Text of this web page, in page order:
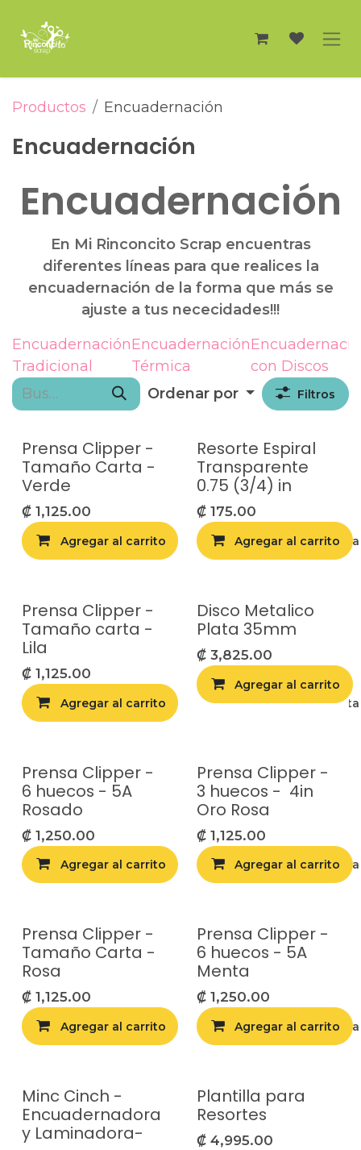
Productos Encuadernación
Encuadernación
Encuadernación
En Mi Rinconcito Scrap encuentras
diferentes líneas para que realices la
encuadernación de la forma que más se
ajuste a tus nececidades!!!
Encuadernación
Tradicional
Encuadernación
Térmica
con Discos
Ordenar por
Filtros
Prensa Clipper -
Tamaño Carta -
Verde
₡ 1,125.00
Agregar al carrito Agregar a la
Resorte Espiral
Transparente
0.75 (3/4) in
₡ 175.00
Agregar al carrito
Prensa Clipper -
Tamaño carta -
Lila
₡ 1,125.00
Agregar al carrito Agregar a la
Disco Metalico
Plata 35mm
₡ 3,825.00
Agregar al carrito
Prensa Clipper -
6 huecos - 5A
Rosado
₡ 1,250.00
Agregar al carrito Agregar a la
Prensa Clipper -
3 huecos - 4in
Oro Rosa
₡ 1,125.00
Agregar al carrito
Prensa Clipper -
Tamaño Carta -
Rosa
₡ 1,125.00
Agregar al carrito Agregar a la
Prensa Clipper -
6 huecos - 5A
Menta
₡ 1,250.00
Agregar al carrito
Minc Cinch -
Encuadernadora
y Laminadora-
Plantilla para
Resortes
₡ 4,995.00